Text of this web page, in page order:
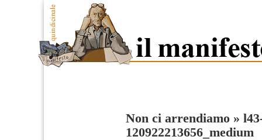
Non ci arrendiamo »
120922213656_medium